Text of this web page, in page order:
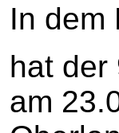
In dem
hat
am